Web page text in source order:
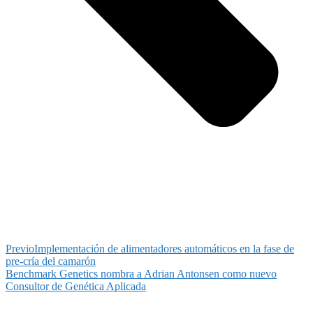
PrevioImplementación de alimentadores automáticos en la fase de
pre-cría del camarón
Benchmark Genetics nombra a Adrian Antonsen como nuevo
Consultor de Genética Aplicada